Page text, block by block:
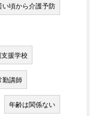
い頃から介護予防
援学校
勤講師
年齢は関係ない